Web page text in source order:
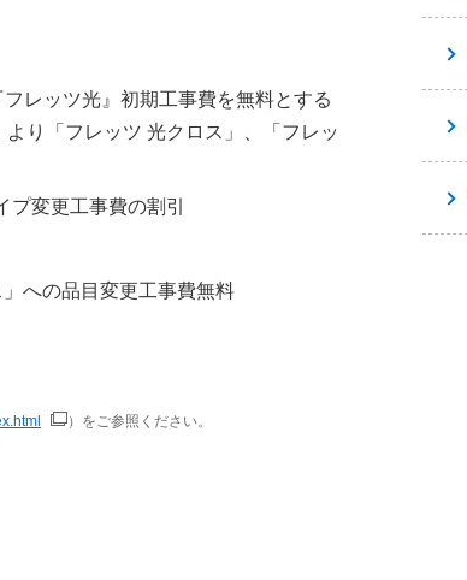
レッツ光』初期工事費を無料とする
り「フレッツ 光クロス」、「フレッ
変更工事費の割引
への品目変更工事費無料
）をご参照ください。